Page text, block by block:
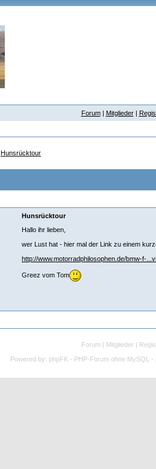
Forum| Mitglieder|
Hunsrücktour
Hunsrücktour
Hallo ihr lieben,
wer Lust hat - hier mal der Link zu einem
http://www.motorradphilosophen.de/bmw-f-
Greez vom Tom
Forum | Mitglieder |
Powered by: phpFK - PHP-Forum ohne MySQL -